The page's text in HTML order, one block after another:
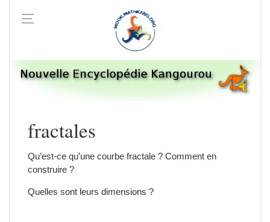
fractales
Qu’est-ce qu’une courbe fractale ? Comment en
construire ?
Quelles sont leurs dimensions ?